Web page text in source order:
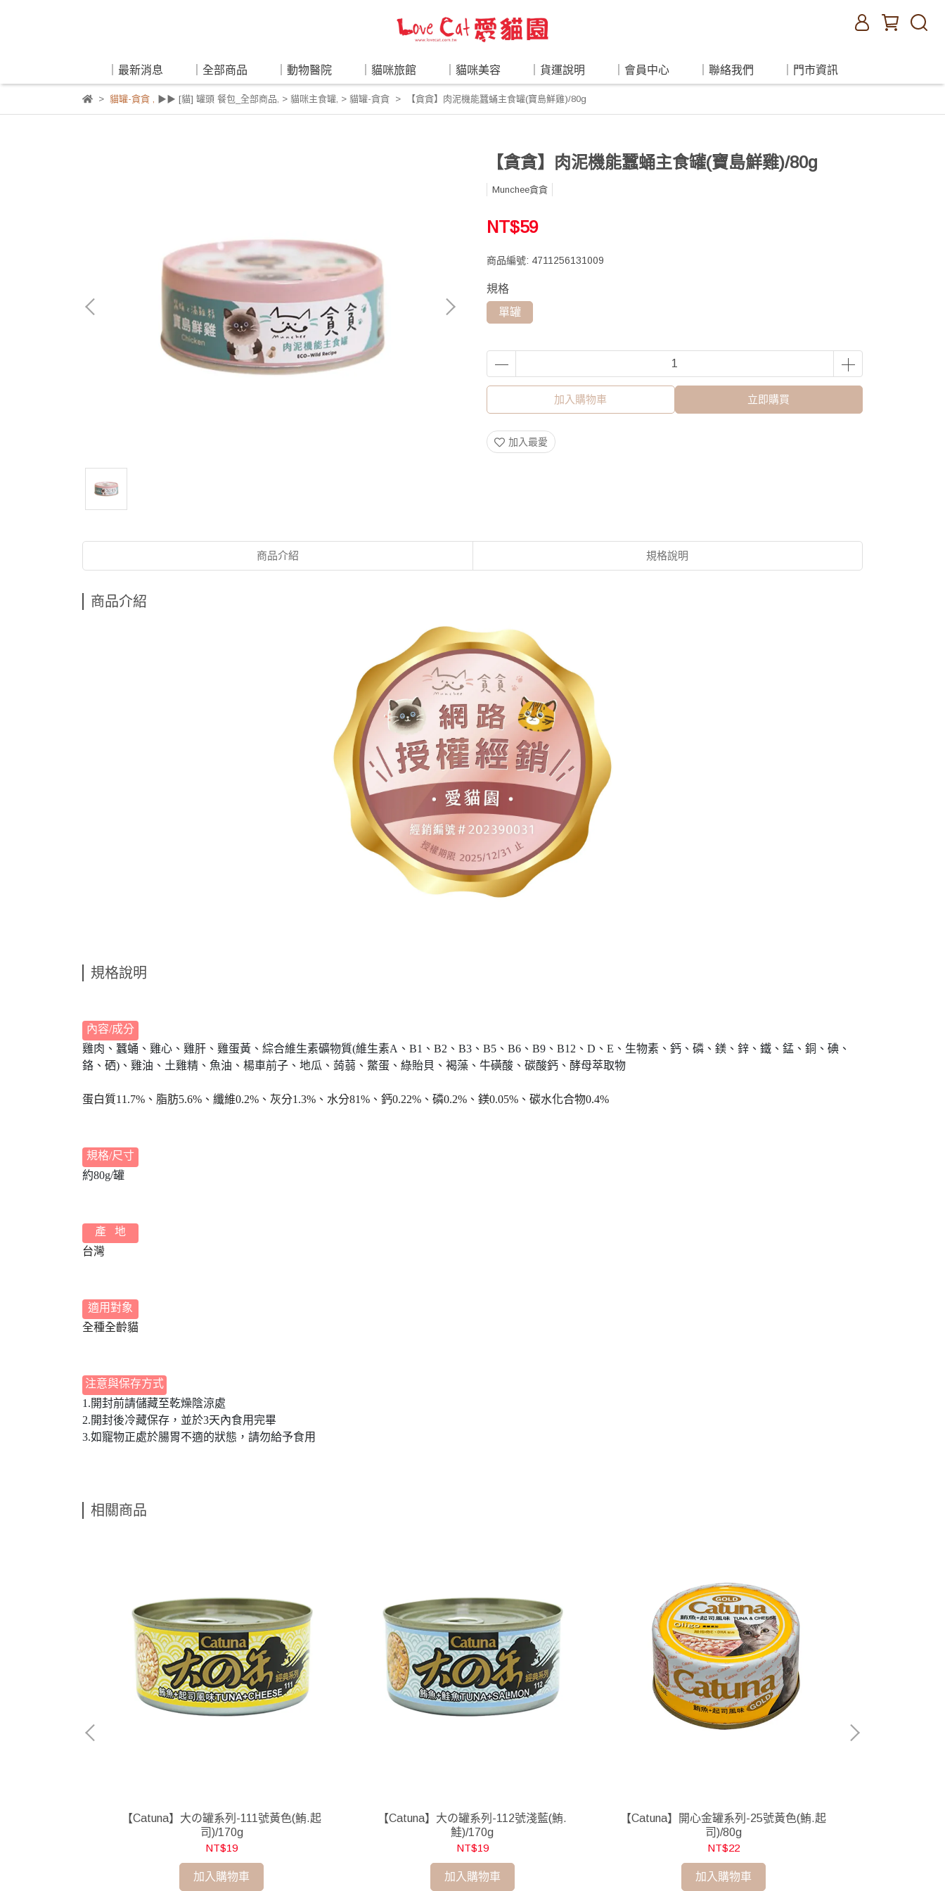
｜最新消息 ｜全部商品 ｜動物醫院 ｜貓咪旅館 ｜貓咪美容 ｜貨運說明 ｜會員中心 ｜聯絡我們 ｜門市資訊
貓罐-貪貪, ▶▶ [貓] 罐頭 餐包_全部商品, > 貓咪主食罐, > 貓罐-貪貪 【貪貪】肉泥機能蠶蛹主食罐(寶島鮮雞)/80g
【貪貪】肉泥機能蠶蛹主食罐(寶島鮮雞)/80g
Munchee貪貪
NT$59
商品編號: 4711256131009
規格
單罐
加入購物車 立即購買
加入最愛
商品介紹 規格說明
商品介紹
規格說明
內容/成分
雞肉、蠶蛹、雞心、雞肝、雞蛋黃、綜合維生素礦物質(維生素A、B1、B2、B3、B5、B6、B9、B12、D、E、生物素、鈣、磷、鎂、鋅、鐵、錳、銅、碘、
鉻、硒)、雞油、土雞精、魚油、楊車前子、地瓜、蒟蒻、鱉蛋、綠貽貝、褐藻、牛磺酸、碳酸鈣、酵母萃取物
蛋白質11.7%、脂肪5.6%、纖維0.2%、灰分1.3%、水分81%、鈣0.22%、磷0.2%、鎂0.05% 、碳水化合物0.4%
規格/尺寸
約80g/罐
產 地
台灣
適用對象
全種全齡貓
注意與保存方式
1.開封前請儲藏至乾燥陰涼處
2.開封後冷藏保存，並於3天內食用完畢
3.如寵物正處於腸胃不適的狀態，請勿給予食用
相關商品
【Catuna】大の罐系列-111號黃色(鮪.起
司)/170g
NT$19
加入購物車
【Catuna】大の罐系列-112號淺藍(鮪.
鮭)/170g
NT$19
加入購物車
【Catuna】開心金罐系列-25號黃色(鮪.起
司)/80g
NT$22
加入購物車